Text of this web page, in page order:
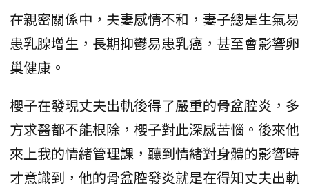
在親密關係中，夫妻感情不和，妻子總是生氣易
患乳腺增生，長期抑鬱易患乳癌，甚至會影響卵
巢健康。
櫻子在發現丈夫出軌後得了嚴重的骨盆腔炎，多
方求醫都不能根除，櫻子對此深感苦惱。後來他
來上我的情緒管理課，聽到情緒對身體的影響時
才意識到，他的骨盆腔發炎就是在得知丈夫出軌